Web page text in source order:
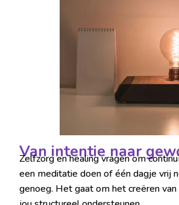
Van intentie naar
Zelfzorg en healing vragen om
een meditatie doen of één dagje vrij
genoeg. Het gaat om het creëren